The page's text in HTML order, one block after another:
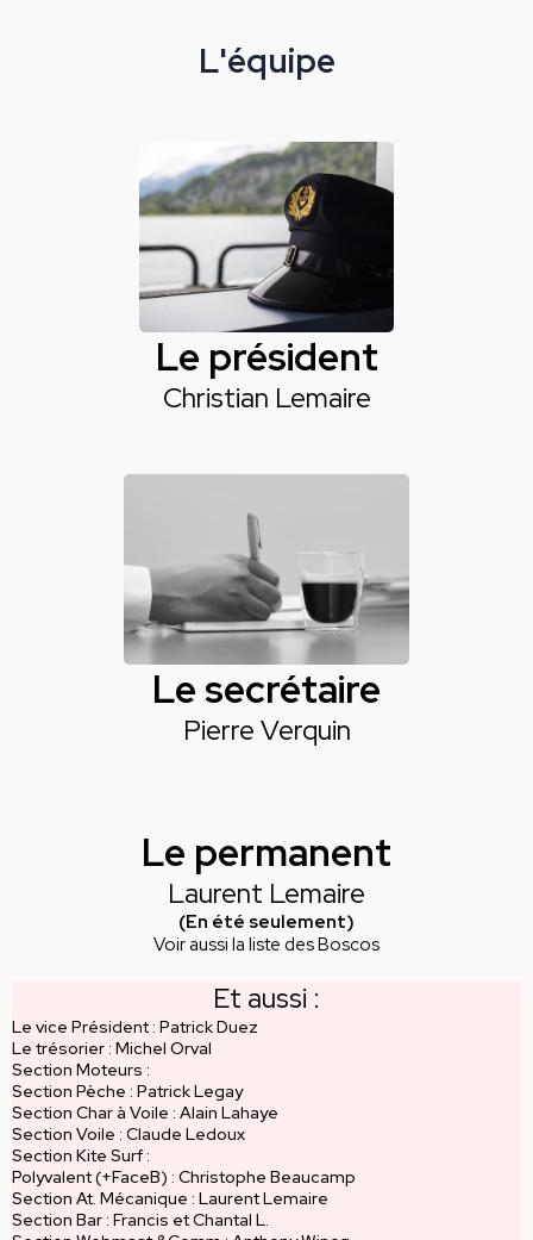
L'équipe
Le président
Christian Lemaire
Le secrétaire
Pierre Verquin
Le permanent
Laurent Lemaire
(En été seulement)
Voir aussi la liste des Boscos
Et aussi :
Le vice Président : Patrick Duez
Le trésorier : Michel Orval
Section Moteurs :
Section Pèche : Patrick Legay
Section Char à Voile : Alain Lahaye
Section Voile : Claude Ledoux
Section Kite Surf :
Polyvalent (+FaceB) : Christophe Beaucamp
Section At. Mécanique : Laurent Lemaire
Section Bar : Francis et Chantal L.